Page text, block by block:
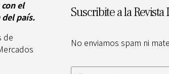
el
país.
de
Suscribite a la
No enviamos spam ni